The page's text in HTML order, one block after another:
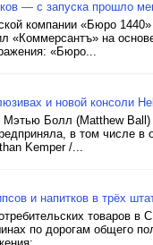
— с запуска прошло
компании «Бюро
«Коммерсантъ» на
«Бюро...
и новой консоли
Мэтью Болл (Matthew
в том числе
Kemper /...
и напитков в трёх
товаров
по дорогам общего